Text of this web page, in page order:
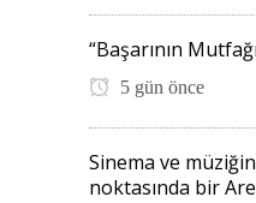
“Başarının
5 gün önce
Sinema ve
noktasında bir